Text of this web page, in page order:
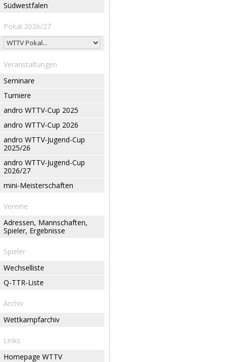
Südwestfalen
Pokal 2026/27
Veranstaltungen
Seminare
Turniere
andro WTTV-Cup 2025
andro WTTV-Cup 2026
andro WTTV-Jugend-Cup
2025/26
andro WTTV-Jugend-Cup
2026/27
mini-Meisterschaften
Vereine
Adressen, Mannschaften,
Spieler, Ergebnisse
Spieler
Wechselliste
Q-TTR-Liste
Archiv
Wettkampfarchiv
Links
Homepage WTTV